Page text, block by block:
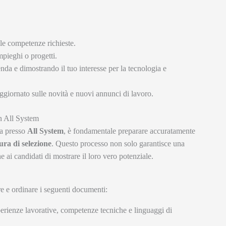
competenze richieste.
o progetti.
e dimostrando il tuo interesse per la tecnologia e
sulle novità e nuovi annunci di lavoro.
All System
presso All System, è fondamentale preparare accuratamente
di selezione. Questo processo non solo garantisce una
ai candidati di mostrare il loro vero potenziale.
e ordinare i seguenti documenti:
lavorative, competenze tecniche e linguaggi di